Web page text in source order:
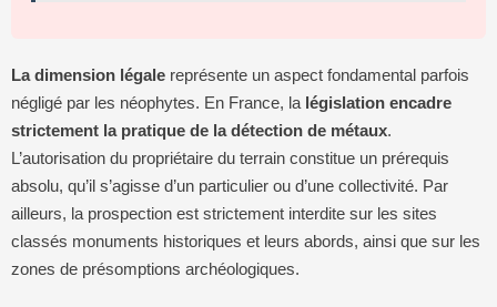
La dimension légale représente un aspect fondamental parfois
négligé par les néophytes. En France, la législation encadre
strictement la pratique de la détection de métaux.
L’autorisation du propriétaire du terrain constitue un prérequis
absolu, qu’il s’agisse d’un particulier ou d’une collectivité. Par
ailleurs, la prospection est strictement interdite sur les sites
classés monuments historiques et leurs abords, ainsi que sur les
zones de présomptions archéologiques.